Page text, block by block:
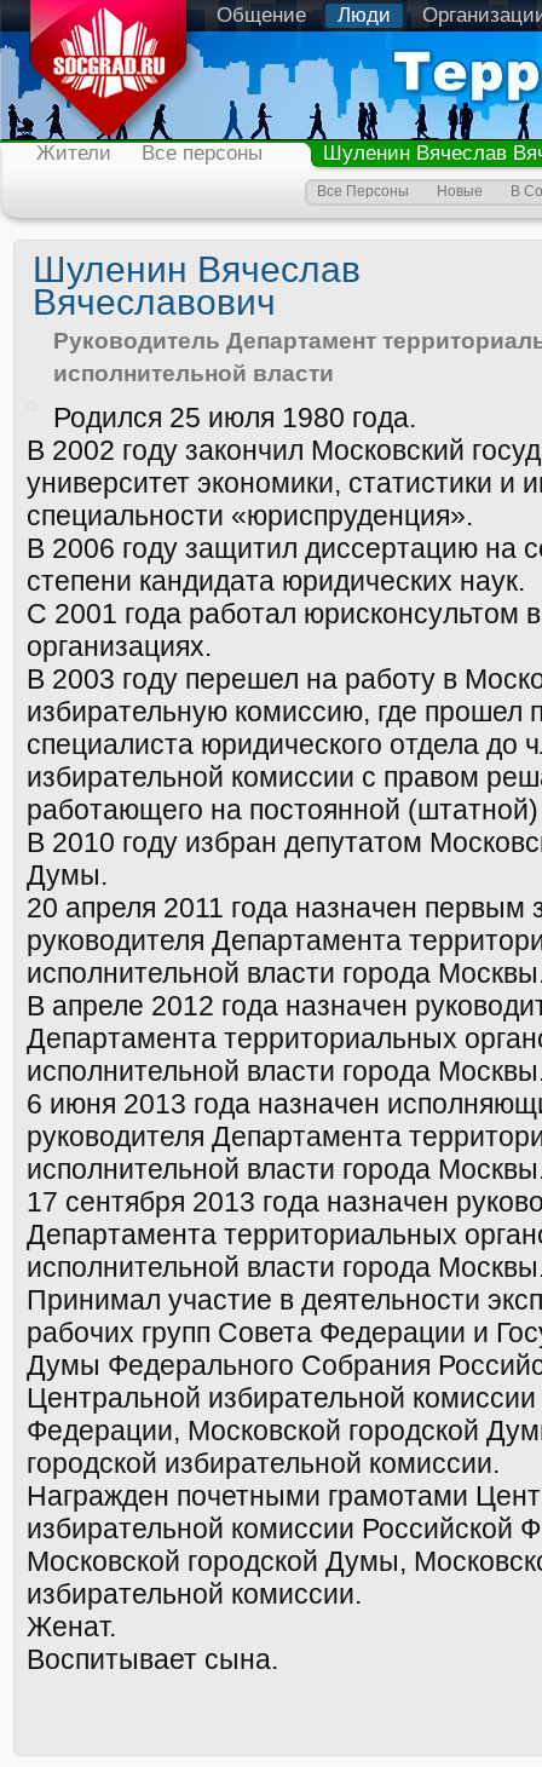
Общение Люди
Жители Все персоны
Все Персоны Новые В
Шуленин Вячеслав
Шуленин Вячеслав
Вячеславович
Руководитель Департамент
исполнительной власти
Родился 25 июля 1980 года.
В 2002 году закончил Московский
университет экономики, статистики и
специальности «юриспруденция».
В 2006 году защитил диссертацию на
степени кандидата юридических наук.
С 2001 года работал юрисконсультом
организациях.
В 2003 году перешел на работу в
избирательную комиссию, где прошел
специалиста юридического отдела до
избирательной комиссии с правом
работающего на постоянной
В 2010 году избран депутатом
Думы.
20 апреля 2011 года назначен первым
руководителя Департамента
исполнительной власти города
В апреле 2012 года назначен
Департамента территориальных
исполнительной власти города
6 июня 2013 года назначен
руководителя Департамента
исполнительной власти города
17 сентября 2013 года назначен
Департамента территориальных
исполнительной власти города
Принимал участие в деятельности
рабочих групп Совета Федерации и
Думы Федерального Собрания
Центральной избирательной
Федерации, Московской городской
городской избирательной комиссии.
Награжден почетными грамотами
избирательной комиссии Российской
Московской городской Думы,
избирательной комиссии.
Женат.
Воспитывает сына.